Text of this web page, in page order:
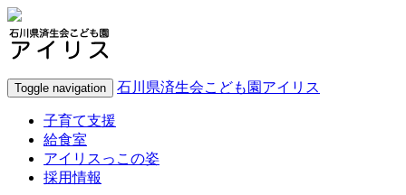
Toggle navigation 石川県済生会こども園アイリス
子育て支援
給食室
アイリスっこの姿
採用情報